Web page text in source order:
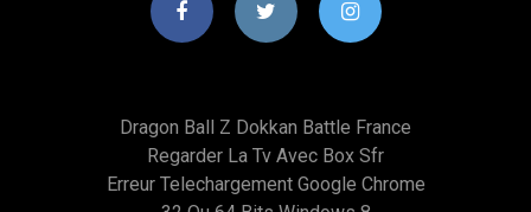
Dragon Ball Z Dokkan Battle France
Regarder La Tv Avec Box Sfr
Erreur Telechargement Google Chrome